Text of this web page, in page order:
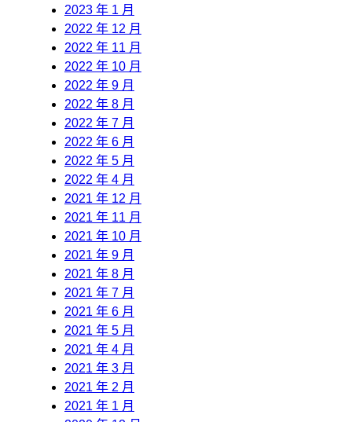
2023 年 1 月
2022 年 12 月
2022 年 11 月
2022 年 10 月
2022 年 9 月
2022 年 8 月
2022 年 7 月
2022 年 6 月
2022 年 5 月
2022 年 4 月
2021 年 12 月
2021 年 11 月
2021 年 10 月
2021 年 9 月
2021 年 8 月
2021 年 7 月
2021 年 6 月
2021 年 5 月
2021 年 4 月
2021 年 3 月
2021 年 2 月
2021 年 1 月